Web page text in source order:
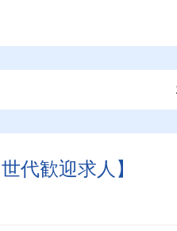
ニア世代歓迎求人】